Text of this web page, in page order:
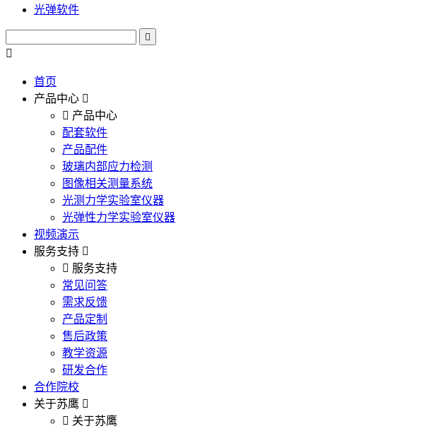
光弹软件
首页
产品中心
产品中心
配套软件
产品配件
玻璃内部应力检测
图像相关测量系统
光测力学实验室仪器
光弹性力学实验室仪器
视频演示
服务支持
服务支持
常见问答
需求反馈
产品定制
售后政策
教学资源
研发合作
合作院校
关于苏鹰
关于苏鹰